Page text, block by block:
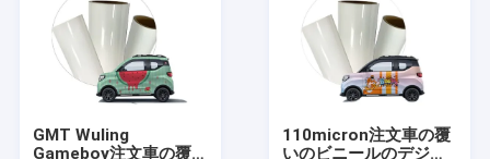
企業情報
お問い合わせ
GMT Wuling
Gameboy注文車の覆い
110micron注文車の覆
いのビニールのデジタ